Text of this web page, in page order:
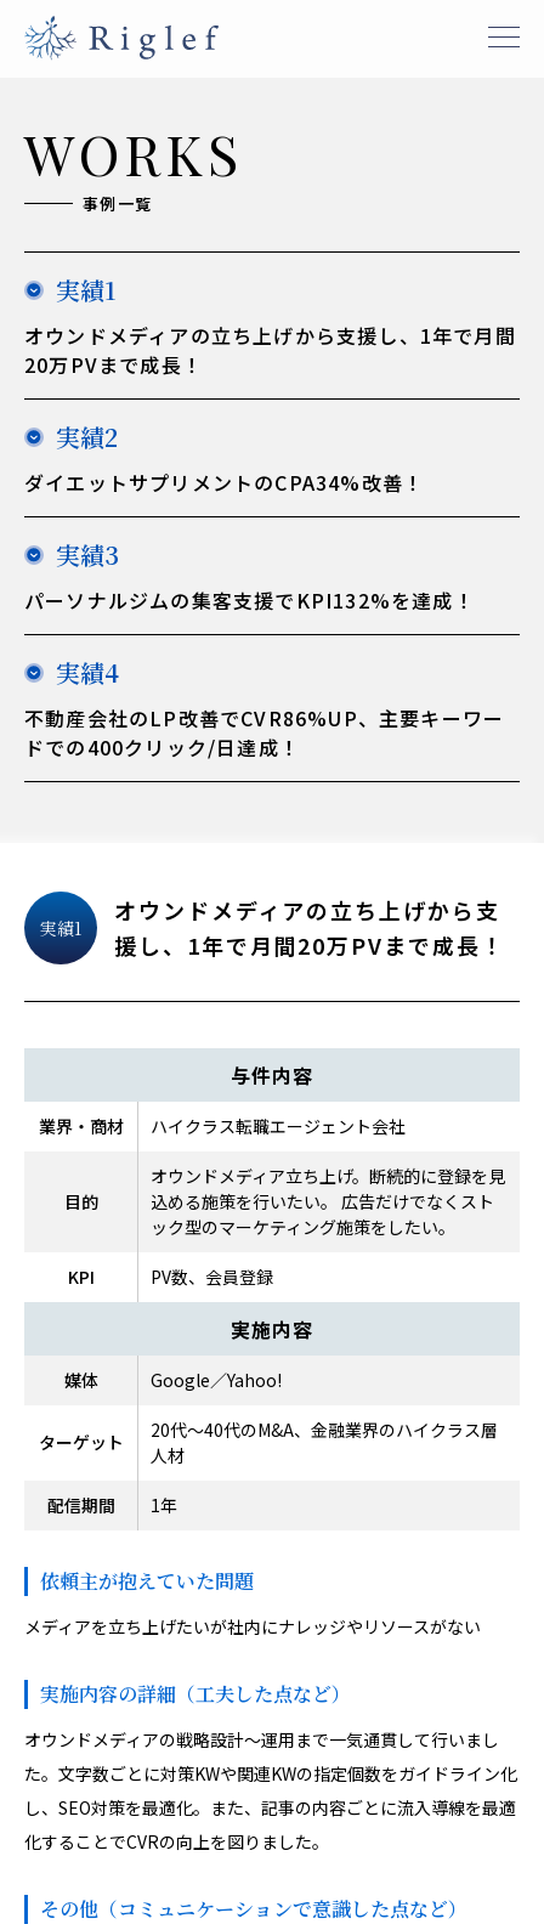
事業内容
SEO事業/オウンドメディア支援事業
広告運用事業
Webマーケティング・コンサルティング事業
特徴
メッセージ
事例一覧
採用情報
無料資料請求
WORKS
事例一覧
実績1
オウンドメディアの立ち上げから支援し、1年で月間
20万PVまで成長！
実績2
ダイエットサプリメントのCPA34%改善！
実績3
パーソナルジムの集客支援でKPI132%を達成！
実績4
不動産会社のLP改善でCVR86%UP、主要キーワー
ドでの400クリック/日達成！
実績1
オウンドメディアの立ち上げから支
援し、1年で月間20万PVまで成長！
与件内容
業界・商材 ハイクラス転職エージェント会社
目的
オウンドメディア立ち上げ。断続的に登録を見
込める施策を行いたい。 広告だけでなくスト
ック型のマーケティング施策をしたい。
KPI PV数、会員登録
実施内容
媒体 Google／Yahoo!
ターゲット
20代〜40代のM&A、金融業界のハイクラス層
人材
配信期間 1年
依頼主が抱えていた問題
メディアを立ち上げたいが社内にナレッジやリソースがない
実施内容の詳細（工夫した点など）
オウンドメディアの戦略設計〜運用まで一気通貫して行いまし
た。文字数ごとに対策KWや関連KWの指定個数をガイドライン化
し、SEO対策を最適化。また、記事の内容ごとに流入導線を最適
化することでCVRの向上を図りました。
その他（コミュニケーションで意識した点など）